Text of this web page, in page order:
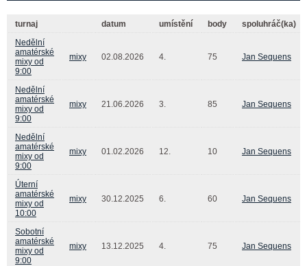
turnaj datum umístění body
spoluhráč(ka)
Nedělní
amatérské
mixy od
9:00
mixy 02.08.2026 4. 75 Jan Sequens
Nedělní
amatérské
mixy od
9:00
mixy 21.06.2026 3. 85 Jan Sequens
Nedělní
amatérské
mixy od
9:00
mixy 01.02.2026 12. 10 Jan Sequens
Úterní
amatérské
mixy od
10:00
mixy 30.12.2025 6. 60 Jan Sequens
Sobotní
amatérské
mixy od
9:00
mixy 13.12.2025 4. 75 Jan Sequens